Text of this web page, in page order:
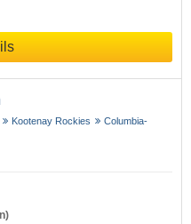
Kootenay Rockies
Columbia-